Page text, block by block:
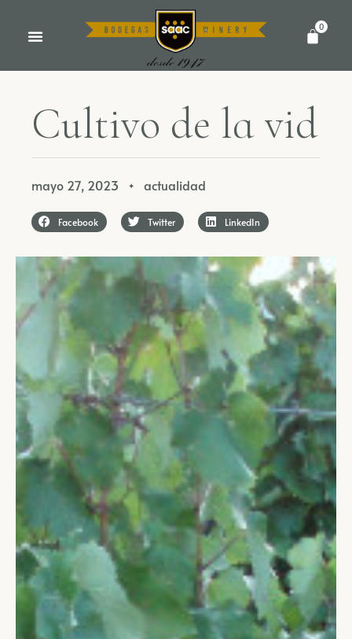
0
Cultivo de lavid
mayo 27, 2023 ✦ actualidad
Facebook Twitter LinkedIn